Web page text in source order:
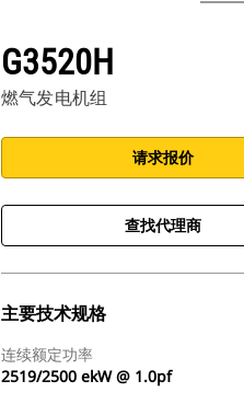
G3520H
燃气发电机组
请求报价
查找代理商
主要技术规格
连续额定功率
2519/2500 ekW @ 1.0pf